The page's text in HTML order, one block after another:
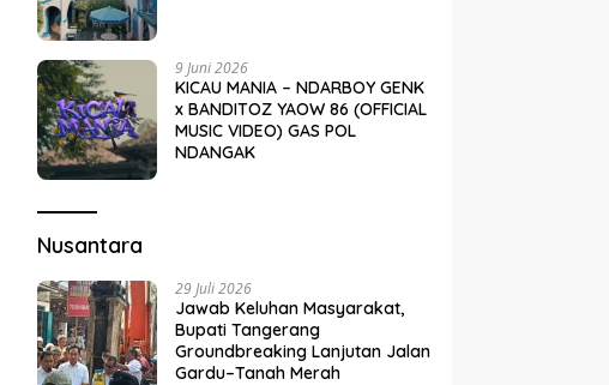
9 Juni 2026
KICAU MANIA – NDARBOY GENK
x BANDITOZ YAOW 86 (OFFICIAL
MUSIC VIDEO) GAS POL
NDANGAK
Nusantara
29 Juli 2026
Jawab Keluhan Masyarakat,
Bupati Tangerang
Groundbreaking Lanjutan Jalan
Gardu–Tanah Merah